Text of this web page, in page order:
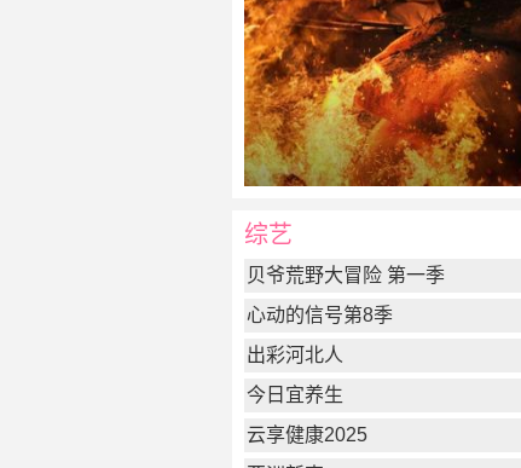
综艺
贝爷荒野大冒险 第一季
心动的信号第8季
出彩河北人
今日宜养生
云享健康2025